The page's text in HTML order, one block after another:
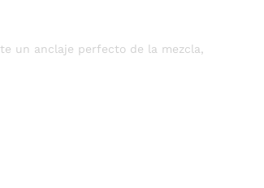
un anclaje perfecto de la mezcla,